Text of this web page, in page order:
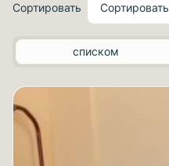
Сортировать Сортировать
списком